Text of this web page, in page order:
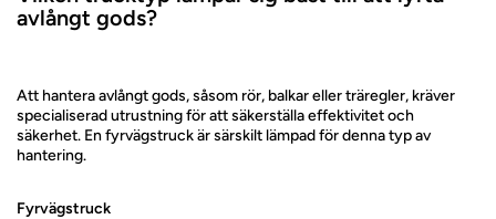
avlångt gods?
Att hantera avlångt gods, såsom rör, balkar eller träregler, kräver
specialiserad utrustning för att säkerställa effektivitet och
säkerhet. En fyrvägstruck är särskilt lämpad för denna typ av
hantering.
Fyrvägstruck